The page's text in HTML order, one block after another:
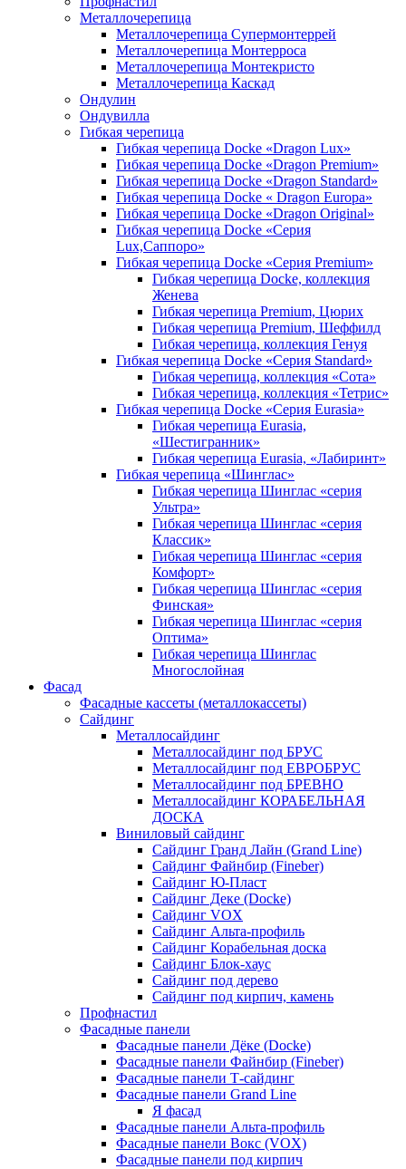
Металлочерепица
Металлочерепица Супермонтеррей
Металлочерепица Монтерроса
Металлочерепица Монтекристо
Металлочерепица Каскад
Ондулин
Ондувилла
Гибкая черепица
Гибкая черепица Docke «Dragon Lux»
Гибкая черепица Docke «Dragon Premium»
Гибкая черепица Docke «Dragon Standard»
Гибкая черепица Docke « Dragon Europa»
Гибкая черепица Docke «Dragon Original»
Гибкая черепица Docke «Серия
Lux,Саппоро»
Гибкая черепица Docke «Серия Premium»
Гибкая черепица Docke, коллекция
Женева
Гибкая черепица Premium, Цюрих
Гибкая черепица Premium, Шеффилд
Гибкая черепица, коллекция Генуя
Гибкая черепица Docke «Серия Standard»
Гибкая черепица, коллекция «Сота»
Гибкая черепица, коллекция «Тетрис»
Гибкая черепица Docke «Серия Eurasia»
Гибкая черепица Eurasia,
«Шестигранник»
Гибкая черепица Eurasia, «Лабиринт»
Гибкая черепица «Шинглас»
Гибкая черепица Шинглас «серия
Ультра»
Гибкая черепица Шинглас «серия
Классик»
Гибкая черепица Шинглас «серия
Комфорт»
Гибкая черепица Шинглас «серия
Финская»
Гибкая черепица Шинглас «серия
Оптима»
Гибкая черепица Шинглас
Многослойная
Фасад
Фасадные кассеты (металлокассеты)
Сайдинг
Металлосайдинг
Металлосайдинг под БРУС
Металлосайдинг под ЕВРОБРУС
Металлосайдинг под БРЕВНО
Металлосайдинг КОРАБЕЛЬНАЯ
ДОСКА
Виниловый сайдинг
Сайдинг Гранд Лайн (Grand Line)
Сайдинг Файнбир (Fineber)
Сайдинг Ю-Пласт
Сайдинг Деке (Docke)
Сайдинг VOX
Сайдинг Альта-профиль
Сайдинг Корабельная доска
Сайдинг Блок-хаус
Сайдинг под дерево
Сайдинг под кирпич, камень
Профнастил
Фасадные панели
Фасадные панели Дёке (Docke)
Фасадные панели Файнбир (Fineber)
Фасадные панели Т-сайдинг
Фасадные панели Grand Line
Я фасад
Фасадные панели Альта-профиль
Фасадные панели Вокс (VOX)
Фасадные панели под кирпич